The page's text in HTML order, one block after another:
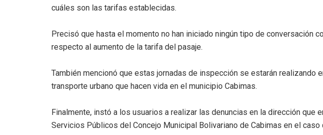
cuáles son las tarifas establecidas.
Precisó que hasta el momento no han iniciado ningún tipo de conversación
respecto al aumento de la tarifa del pasaje.
También mencionó que estas jornadas de inspección se estarán realizando
transporte urbano que hacen vida en el municipio Cabimas.
Finalmente, instó a los usuarios a realizar las denuncias en la dirección que
Servicios Públicos del Concejo Municipal Bolivariano de Cabimas en el